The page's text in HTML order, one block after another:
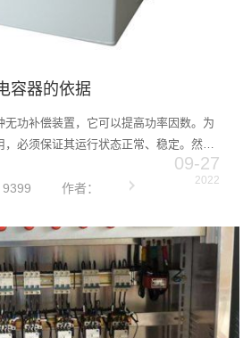
容器的依据
功补偿装置，它可以提高功率因数。为
，必须保证其运行状态正常、稳定。然
时候更换他们使用的补偿电力电容了吗？
更换无功补偿电力电容器的依据1.电容
9399 作者：
09-27
2022